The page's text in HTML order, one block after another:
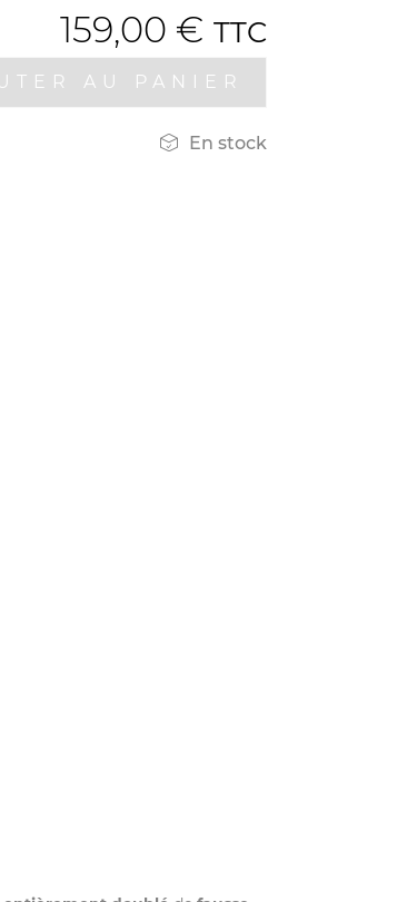
159,00 € TTC
AU PANIER
 En stock